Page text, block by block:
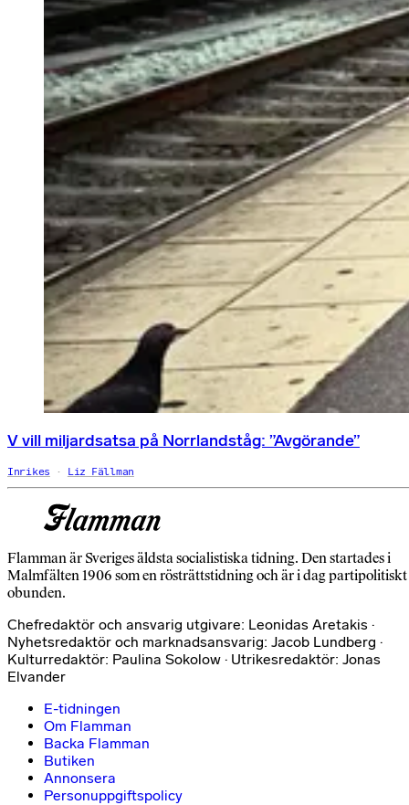
V vill miljardsatsa på Norrlandståg: ”Avgörande”
Inrikes Liz Fällman
Flamman är Sveriges äldsta socialistiska tidning. Den startades i
Malmfälten 1906 som en rösträttstidning och är i dag partipolitiskt
obunden.
Chefredaktör och ansvarig utgivare: Leonidas Aretakis ·
Nyhetsredaktör och marknadsansvarig: Jacob Lundberg ·
Kulturredaktör: Paulina Sokolow · Utrikesredaktör: Jonas
Elvander
E-tidningen
Om Flamman
Backa Flamman
Butiken
Annonsera
Personuppgiftspolicy